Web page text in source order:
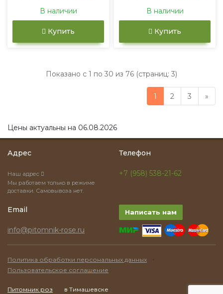
В наличии
Купить
В наличии
Купить
Показано с 1 по 30 из 76 (страниц: 3)
1 2 3 »
Цены актуальны на 06.08.2026
Адрес
Наш адрес
Мы работаем только в режиме
доставки. Самовывоза нет.
Телефон
+7 (958) 538-21-62
Email
info@pitomnik-rose.ru
Написать нам
Политика обработки персональных данных ·
Пользовательское соглашение
Питомник роз в Тимашевске